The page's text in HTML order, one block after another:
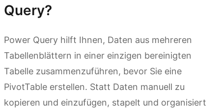
Query?
Power Query hilft Ihnen, Daten aus mehreren
Tabellenblättern in einer einzigen bereinigten
Tabelle zusammenzuführen, bevor Sie eine
PivotTable erstellen. Statt Daten manuell zu
kopieren und einzufügen, stapelt und organisiert